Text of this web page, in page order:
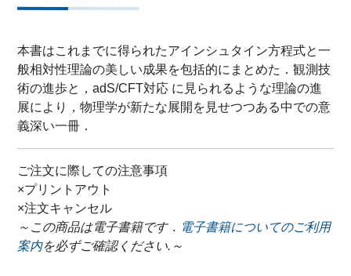
本書はこれまでに得られたアインシュタイン方程式と一
般相対性理論の美しい成果を包括的にまとめた．観測技
術の進歩と，adS/CFT対応 に見られるような理論の進
展により，物理学が新たな展開を見せつつある中での意
義深い一冊．
ご注文に際しての注意事項
×プリントアウト
×注文キャンセル
～この商品は電子書籍です． 電子書籍についてのご利用
案内を必ずご確認ください.～